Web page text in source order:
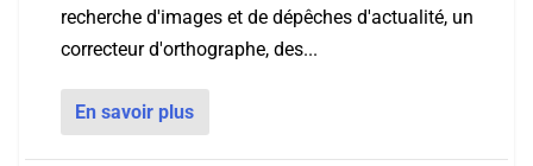
recherche d'images et de dépêches d'actualité, un
correcteur d'orthographe, des...
En savoir plus